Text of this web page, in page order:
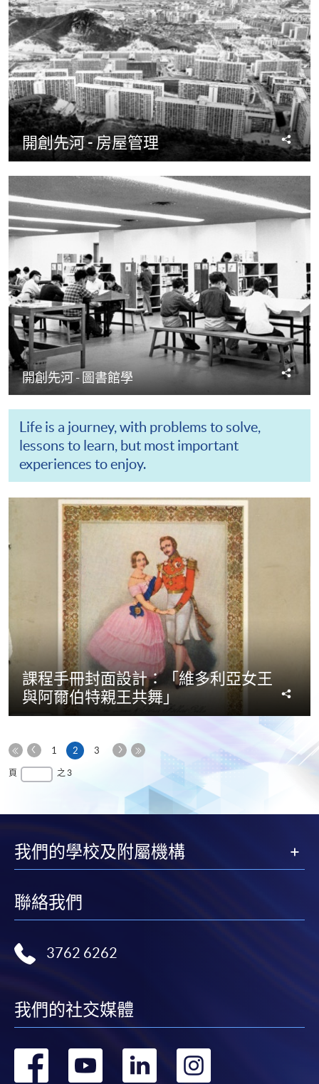
開創先河 - 房屋管理
分
享
開創先河 - 圖書館學
分
Life is a journey, with problems to solve,
lessons to learn, but most important
experiences to enjoy.
課程手冊封面設計：「維多利亞女王
與阿爾伯特親王共舞」
第
一
上
1 2本
3
下
頁 之 3
我們的學校及附屬機構
聯絡我們
3762 6262
我們的社交媒體
轉 轉 轉 轉